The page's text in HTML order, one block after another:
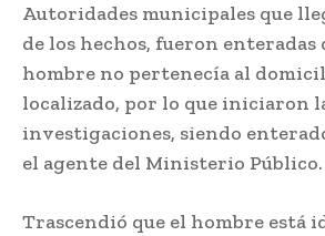
Autoridades municipales que
de los hechos, fueron enteradas
hombre no pertenecía al
localizado, por lo que iniciaron
investigaciones, siendo
el agente del Ministerio Público.
Trascendió que el hombre está